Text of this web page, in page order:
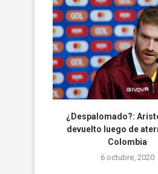
¿Despalomado?:
devuelto luego de
Colombia
6 octubre, 2020